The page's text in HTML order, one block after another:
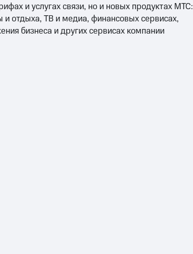
и услугах связи, но и новых продуктах МТС:
отдыха, ТВ и медиа, финансовых сервисах,
бизнеса и других сервисах компании